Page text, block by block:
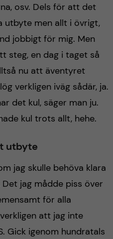
osv. Dels för att det
utbyte men allt i övrigt,
jobbigt för mig. Men
steg, en dag i taget så
nu att äventyret
verkligen iväg sådär, ja.
det kul, säger man ju.
kul trots allt, hehe.
utbyte
jag skulle behöva klara
jag mådde piss över
för alla
att jag inte
Gick igenom hundratals